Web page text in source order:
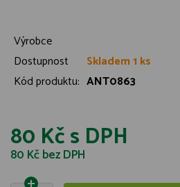
Výrobce
Dostupnost
Skladem 1 ks
Kód produktu: ANT0863
80 Kčs DPH
80 Kčbez DPH